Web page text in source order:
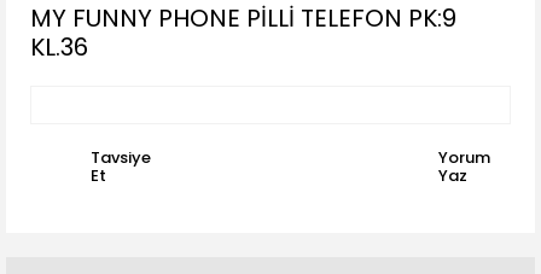
MY FUNNY PHONE PİLLİ TELEFON PK:9
KL.36
Tavsiye
Et
Yorum
Yaz